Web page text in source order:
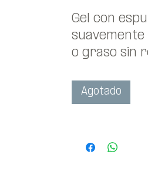
Gel con
o graso sin
de sebo.
Agotado